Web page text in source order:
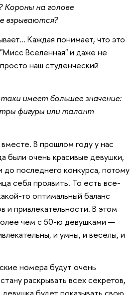
Короны на голове
взрываются?
Каждая понимает, что это
Вселенная" и даже не
наш студенческий
имеет большее значение:
фигуры или талант
В прошлом году у нас
были очень красивые девушки,
последнего конкурса, потому
себя проявить. То есть все-
то оптимальный баланс
и привлекательности. В этом
чем с 50-ю девушками —
и умны, и веселы, и
номера будут очень
раскрывать всех секретов,